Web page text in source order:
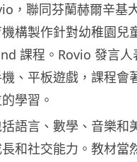
，聯同芬蘭赫爾辛基
構製作針對幼稚園兒
課程。Rovio 發言人
、平板遊戲，課程會
學習。
語言、數學、音樂和
和社交能力。教材當